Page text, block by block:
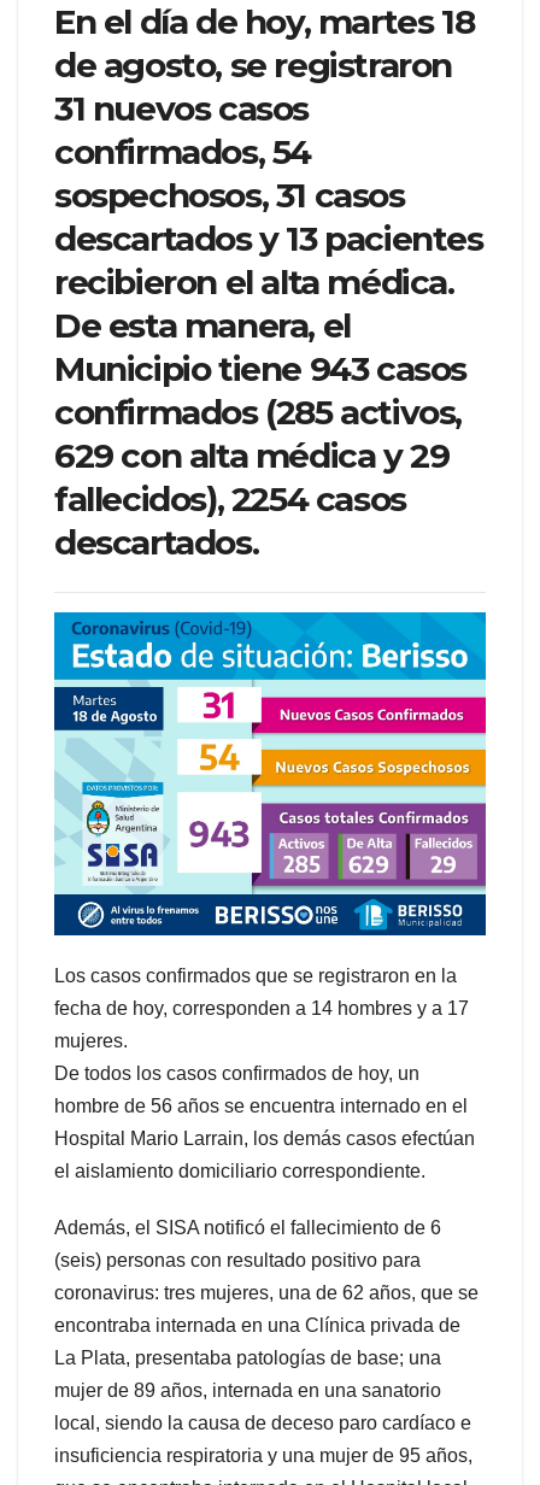
En el día de hoy, martes 18
de agosto, se registraron
31 nuevos casos
confirmados, 54
sospechosos, 31 casos
descartados y 13 pacientes
recibieron el alta médica.
De esta manera, el
Municipio tiene 943 casos
confirmados (285 activos,
629 con alta médica y 29
fallecidos), 2254 casos
descartados.
Los casos confirmados que se registraron en la
fecha de hoy, corresponden a 14 hombres y a 17
mujeres.
De todos los casos confirmados de hoy, un
hombre de 56 años se encuentra internado en el
Hospital Mario Larrain, los demás casos efectúan
el aislamiento domiciliario correspondiente.
Además, el SISA notificó el fallecimiento de 6
(seis) personas con resultado positivo para
coronavirus: tres mujeres, una de 62 años, que se
encontraba internada en una Clínica privada de
La Plata, presentaba patologías de base; una
mujer de 89 años, internada en una sanatorio
local, siendo la causa de deceso paro cardíaco e
insuficiencia respiratoria y una mujer de 95 años,